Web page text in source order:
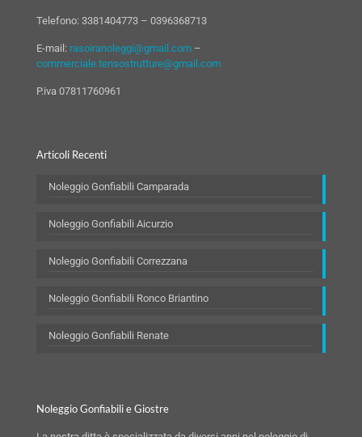
Telefono: 3381404773 – 0396368713
E-mail: rasoiranoleggi@gmail.com –
commerciale.tensostrutture@gmail.com
P.iva 07811760961
Articoli Recenti
Noleggio Gonfiabili Camparada
Noleggio Gonfiabili Aicurzio
Noleggio Gonfiabili Correzzana
Noleggio Gonfiabili Ronco Briantino
Noleggio Gonfiabili Renate
Noleggio Gonfiabili e Giostre